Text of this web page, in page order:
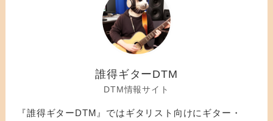
誰得ギターDTM
DTM情報サイト
『誰得ギターDTM』ではギタリスト向けにギター・